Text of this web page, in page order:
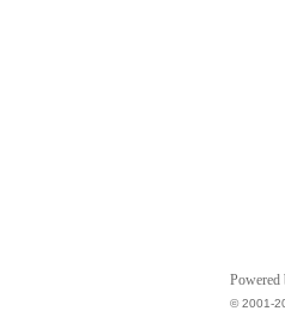
Powered
© 2001-